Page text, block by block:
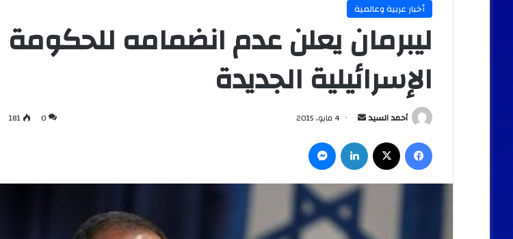
أخبار عربية وعالمية
ليبرمان يعلن عدم انضمامه للحكومة
الإسرائيلية الجديدة
أحمد السيد
أرسل
إلكترونيا
4 مايو، 2015 0
181
فيسبوك لينكدإن